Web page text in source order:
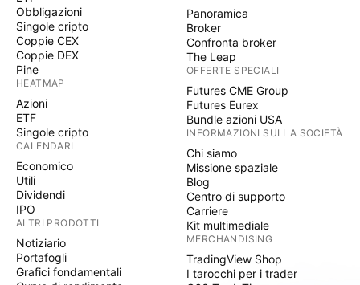
Obbligazioni
Singole cripto
Coppie CEX
Coppie DEX
Pine
HEATMAP
Azioni
ETF
Singole cripto
CALENDARI
Economico
Utili
Dividendi
IPO
ALTRI PRODOTTI
Notiziario
Portafogli
Grafici fondamentali
Panoramica
Broker
Confronta broker
The Leap
OFFERTE SPECIALI
Futures CME Group
Futures Eurex
Bundle azioni USA
INFORMAZIONI SULLA SOCIETÀ
Chi siamo
Missione spaziale
Blog
Centro di supporto
Carriere
Kit multimediale
MERCHANDISING
TradingView Shop
I tarocchi per i trader